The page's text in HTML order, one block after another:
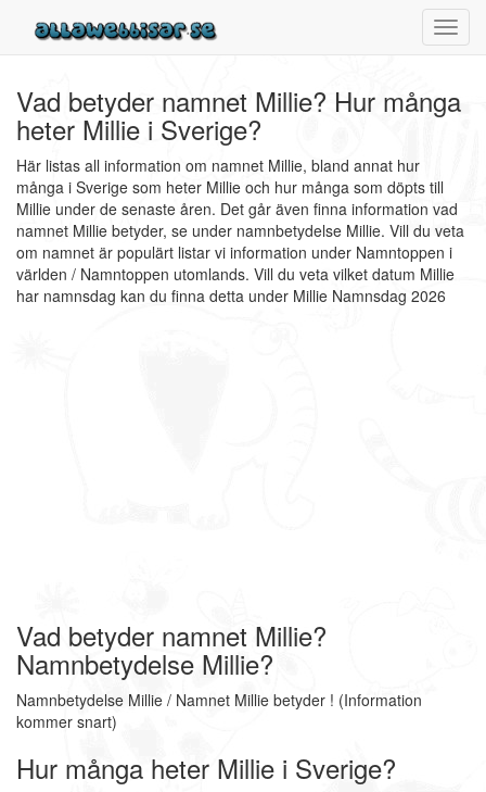
Vad betyder namnet Millie? Hur många
heter Millie i Sverige?
Här listas all information om namnet Millie, bland annat hur
många i Sverige som heter Millie och hur många som döpts till
Millie under de senaste åren. Det går även finna information vad
namnet Millie betyder, se under namnbetydelse Millie. Vill du veta
om namnet är populärt listar vi information under Namntoppen i
världen / Namntoppen utomlands. Vill du veta vilket datum Millie
har namnsdag kan du finna detta under Millie Namnsdag 2026
Vad betyder namnet Millie?
Namnbetydelse Millie?
Namnbetydelse Millie / Namnet Millie betyder ! (Information
kommer snart)
Hur många heter Millie i Sverige?